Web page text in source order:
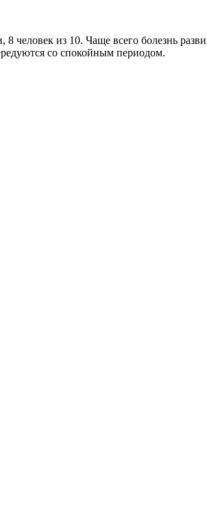
из 10. Чаще всего болезнь
со спокойным периодом.